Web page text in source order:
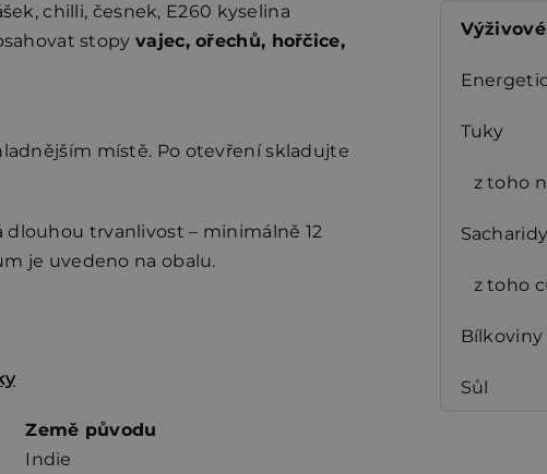
chilli, česnek, E260 kyselina
stopy vajec, ořechů, hořčice,
místě. Po otevření skladujte
dlouhou trvanlivost – minimálně 12
je uvedeno na obalu.
Země původu
Indie
Tuky
z toho
Sacharidy
z toho
Bílkoviny
Sůl